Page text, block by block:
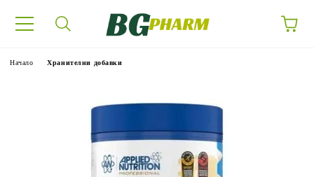
Начало Хранителни добавки